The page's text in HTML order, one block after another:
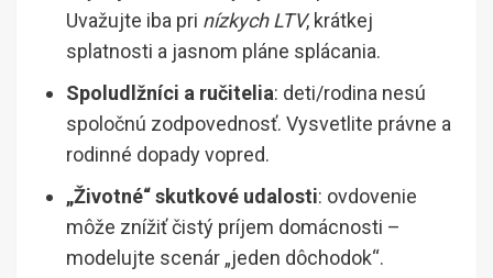
Uvažujte iba pri nízkych LTV, krátkej
splatnosti a jasnom pláne splácania.
Spoludlžníci a ručitelia: deti/rodina nesú
spoločnú zodpovednosť. Vysvetlite právne a
rodinné dopady vopred.
„Životné“ skutkové udalosti: ovdovenie
môže znížiť čistý príjem domácnosti –
modelujte scenár „jeden dôchodok“.